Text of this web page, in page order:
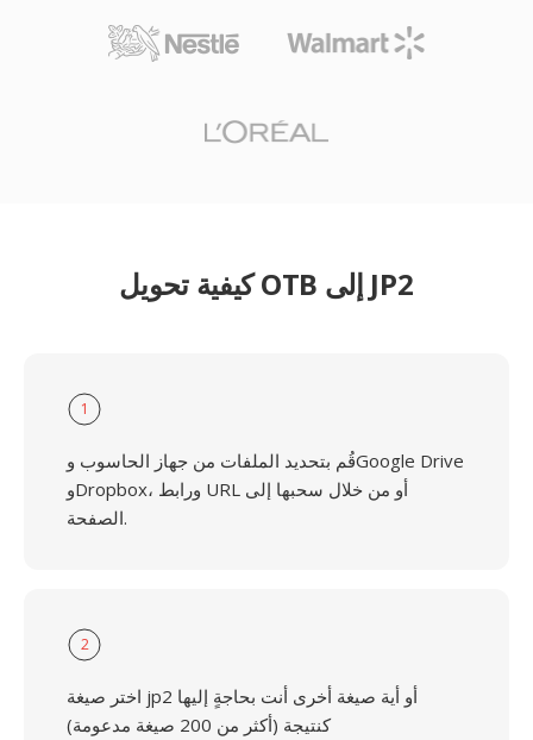
كيفية تحويل OTB إلى JP2
1
قُم بتحديد الملفات من جهاز الحاسوب وGoogle Drive
وDropbox، ورابط URL أو من خلال سحبها إلى
الصفحة.
2
اختر صيغة jp2 أو أية صيغة أخرى أنت بحاجةٍ إليها
كنتيجة (أكثر من 200 صيغة مدعومة)